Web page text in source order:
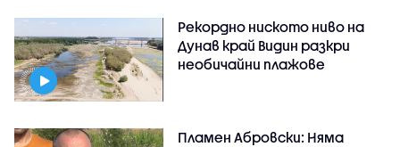
Рекордно ниското ниво на
Дунав край Видин разкри
необичайни плажове
Пламен Абровски: Няма